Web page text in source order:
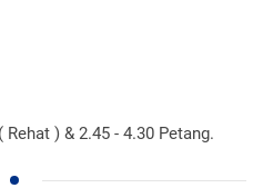
) & 2.45 - 4.30 Petang.